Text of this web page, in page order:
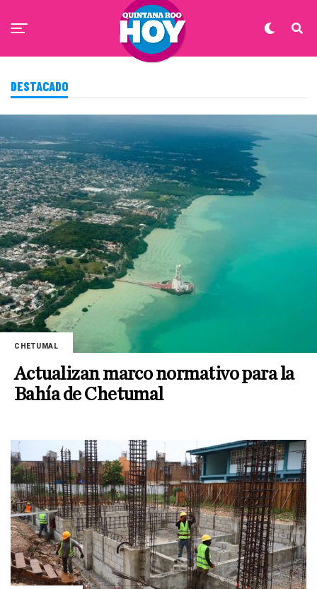
DESTACADO
CHETUMAL
Actualizan marco normativo para la
Bahía de Chetumal